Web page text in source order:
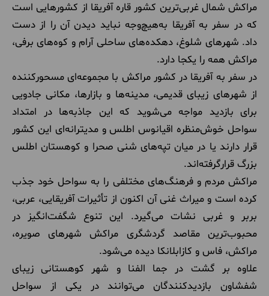
مراکش شمال غربی‌ترین کشور قاره آفریقا از کشورهایی است
که در سفر به آفریقا به‌هیچ‌وجه نباید دیدن آن را از دست
داد. شهرهای شلوغ، دهکده‌های ساحلی آرام و کوه‌های برفی،
مراکش همه را یکجا دارد.
در سفر به آفریقا در کشور مراکش با مجموعه‌ای مسحورکننده
از شهرهای زیبای قدیمی، مدینه‌ها و بازارها، مکانی جادویی
برای بازدید مواجه می‌شوید که این جاذبه‌ها در امتداد
سواحل خوش‌منظره اقیانوس اطلس و مدیترانه‌ای این کشور
قرار دارند یا در میان تپه‌های شنی صحرا و کوهستان اطلس
بزرگ قرارگرفته‌اند.
مراکش مردم و فرهنگ‌های مختلفی را به سواحل خود جذب
کرده است و میراث غنی آن اکنون از تأثیرات آفریقایی، عربی،
بربر و غربی نشات می‌گیرد. این تنوع شگفت‌انگیز در
محبوب‌ترین مقاصد گردشگری مراکش شهرهای صویره،
مراکش، فاس و کازابلانکا دیده می‌شود.
علاوه بر گشت در جما الفنا و شهر کوهستانی زیبای
شفشاون بازدیدکنندگان می‌توانند در یکی از سواحل